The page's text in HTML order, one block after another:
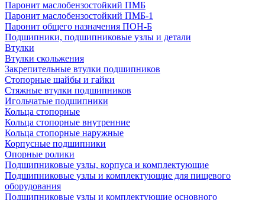
Паронит маслобензостойкий ПМБ
Паронит маслобензостойкий ПМБ-1
Паронит общего назначения ПОН-Б
Подшипники, подшипниковые узлы и детали
Втулки
Втулки скольжения
Закрепительные втулки подшипников
Стопорные шайбы и гайки
Стяжные втулки подшипников
Игольчатые подшипники
Кольца стопорные
Кольца стопорные внутренние
Кольца стопорные наружные
Корпусные подшипники
Опорные ролики
Подшипниковые узлы, корпуса и комплектующие
Подшипниковые узлы и комплектующие для пищевого
оборудования
Подшипниковые узлы и комплектующие основного